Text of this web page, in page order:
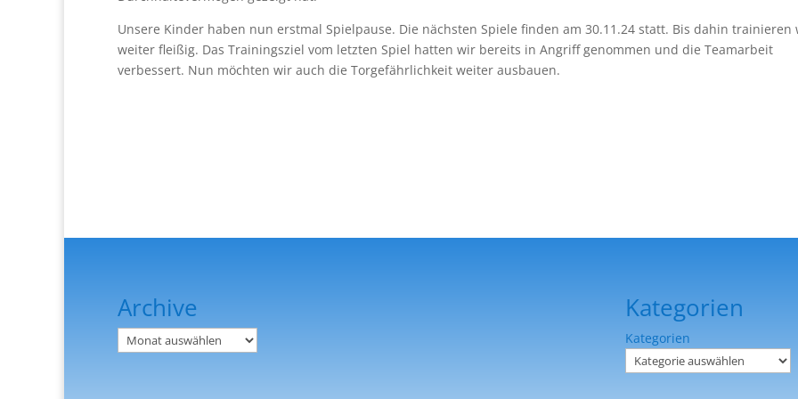
Unsere Kinder haben nun erstmal Spielpause. Die nächsten Spiele finden am 30.11.24 statt. Bis dahin trainieren
weiter fleißig. Das Trainingsziel vom letzten Spiel hatten wir bereits in Angriff genommen und die Teamarbeit
verbessert. Nun möchten wir auch die Torgefährlichkeit weiter ausbauen.
Archive
Archiv
Kategorien
Kategorien